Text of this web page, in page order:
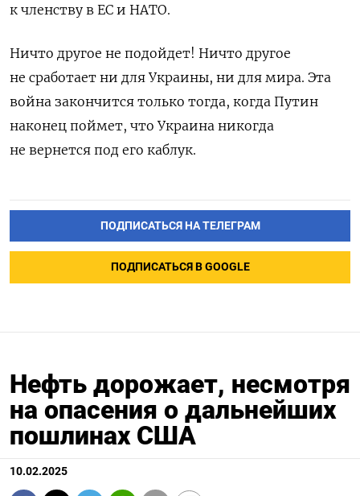
к членству в ЕС и НАТО.
Ничто другое не подойдет! Ничто другое
не сработает ни для Украины, ни для мира. Эта
война закончится только тогда, когда Путин
наконец поймет, что Украина никогда
не вернется под его каблук.
ПОДПИСАТЬСЯ НА ТЕЛЕГРАМ
ПОДПИСАТЬСЯ В GOOGLE
Нефть дорожает, несмотря
на опасения о дальнейших
пошлинах США
10.02.2025